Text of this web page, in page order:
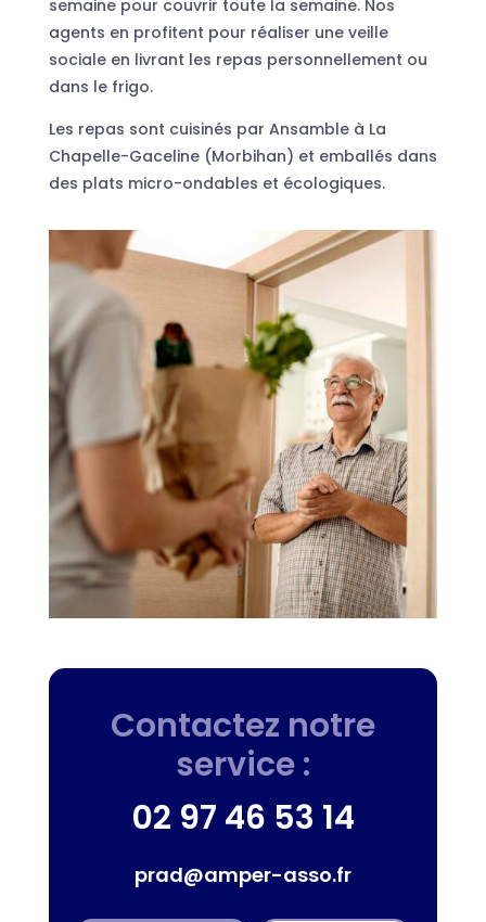
semaine pour couvrir toute la semaine. Nos
agents en profitent pour réaliser une veille
sociale en livrant les repas personnellement ou
dans le frigo.
Les repas sont cuisinés par Ansamble à La
Chapelle-Gaceline (Morbihan) et emballés dans
des plats micro-ondables et écologiques.
Contactez notre
service :
02 97 46 53 14
prad@amper-asso.fr